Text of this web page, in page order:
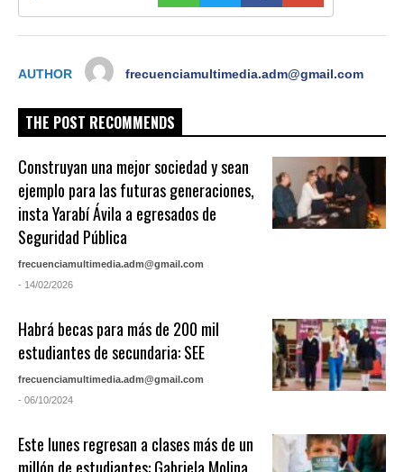
AUTHOR frecuenciamultimedia.adm@gmail.com
THE POST RECOMMENDS
Construyan una mejor sociedad y sean
ejemplo para las futuras generaciones,
insta Yarabí Ávila a egresados de
Seguridad Pública
frecuenciamultimedia.adm@gmail.com
- 14/02/2026
Habrá becas para más de 200 mil
estudiantes de secundaria: SEE
frecuenciamultimedia.adm@gmail.com
- 06/10/2024
Este lunes regresan a clases más de un